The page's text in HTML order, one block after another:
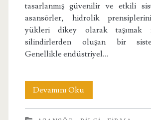
tasarlanmış güvenilir ve etkili
asansörler, hidrolik
yükleri dikey olarak taşımak
silindirlerden oluşan bir
Genellikle endüstriyel…
Devamını OkuHidrolik
Yük